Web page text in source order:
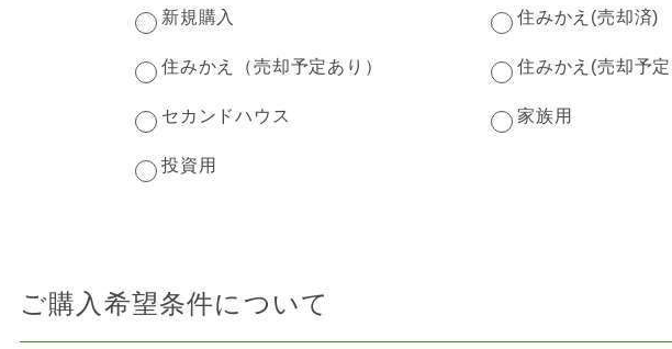
新規購入 住みかえ(売却済)
住みかえ（売却予定あり） 住みかえ(売却予
セカンドハウス 家族用
投資用
ご購入希望条件について